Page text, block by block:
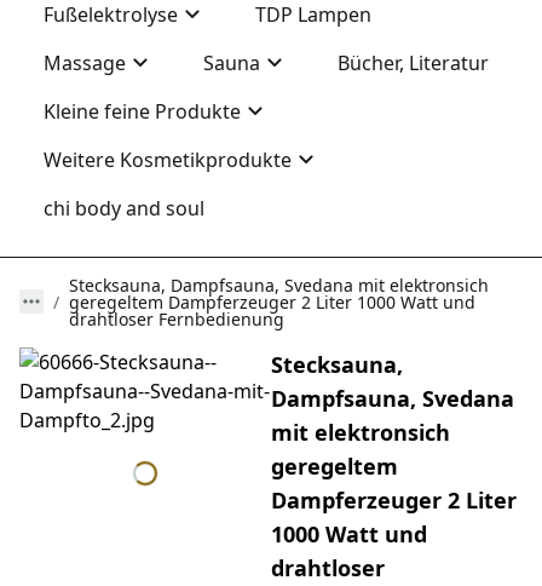
Fußelektrolyse
TDP Lampen
Massage
Sauna
Bücher, Literatur
Kleine feine Produkte
Weitere Kosmetikprodukte
chi body and soul
Stecksauna, Dampfsauna, Svedana mit elektronsich
geregeltem Dampferzeuger 2 Liter 1000 Watt und
drahtloser Fernbedienung
Stecksauna,
Dampfsauna, Svedana
mit elektronsich
geregeltem
Dampferzeuger 2 Liter
1000 Watt und
drahtloser